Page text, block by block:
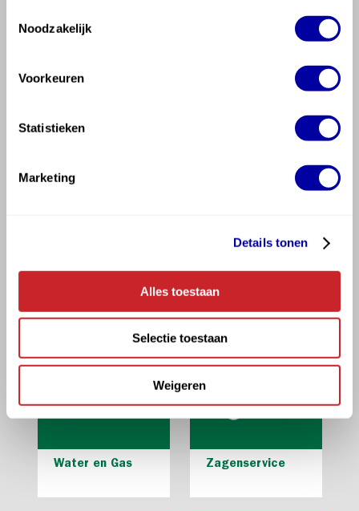
Noodzakelijk
Voorkeuren
Statistieken
Marketing
Details tonen
Alles toestaan
Selectie toestaan
Weigeren
Water en Gas Zagenservice